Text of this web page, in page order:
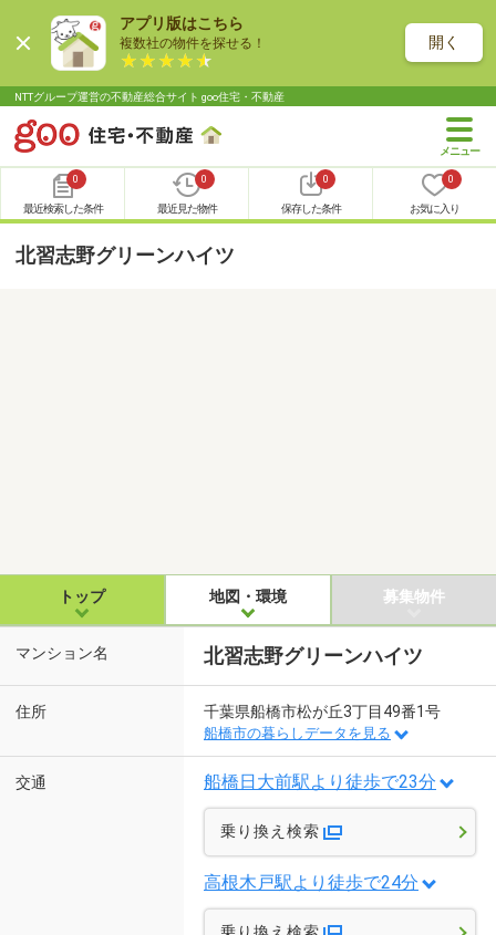
アプリ版はこちら
複数社の物件を探せる！ 開く
NTTグループ運営の不動産総合サイト goo住宅・不動産
0
最近検索した条件
0
最近見た物件
0
保存した条件
0
お気に入り
北習志野グリーンハイツ
トップ 地図・環境 募集物件
マンション名 北習志野グリーンハイツ
住所 千葉県船橋市松が丘3丁目49番1号
船橋市の暮らしデータを見る
交通 船橋日大前駅より徒歩で23分
乗り換え検索
高根木戸駅より徒歩で24分